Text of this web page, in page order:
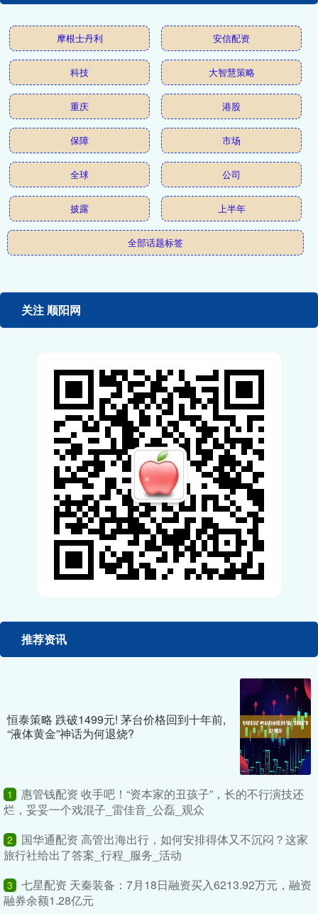
摩根士丹利 安信配资
科技 大智慧策略
重庆 港股
保障 市场
全球 公司
披露 上半年
全部话题标签
关注 顺阳网
推荐资讯
恒泰策略 跌破1499元! 茅台价格回到十年前,
“液体黄金”神话为何退烧?
1
惠管钱配资 收手吧！“资本家的丑孩子”，长的不行演技还
烂，妥妥一个戏混子_雷佳音_公磊_观众
2
国华通配资 高管出海出行，如何安排得体又不沉闷？这家
旅行社给出了答案_行程_服务_活动
3
七星配资 天秦装备：7月18日融资买入6213.92万元，融资
融券余额1.28亿元